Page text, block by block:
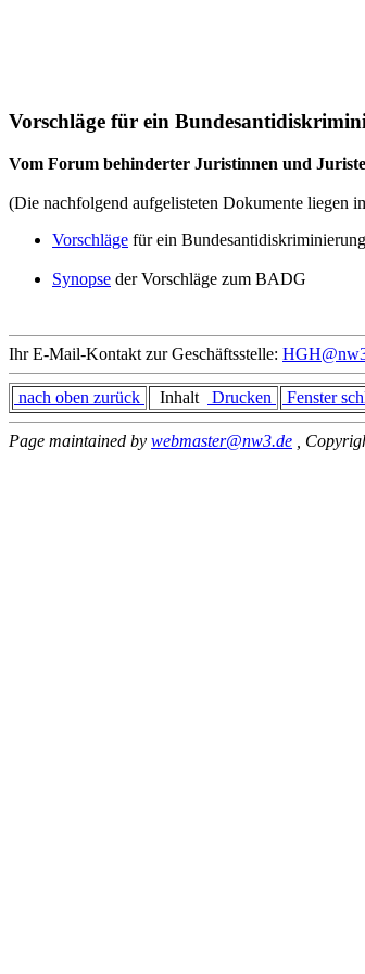
Vorschläge für ein
Vom Forum behinderter Juristinnen und
(Die nachfolgend aufgelisteten Dokumente liegen
Vorschläge für ein
Synopse der Vorschläge zum BADG
Ihr E-Mail-Kontakt zur Geschäftsstelle:
nach oben zurück Inhalt Drucken Fenster
Page maintained by webmaster@nw3.de ,